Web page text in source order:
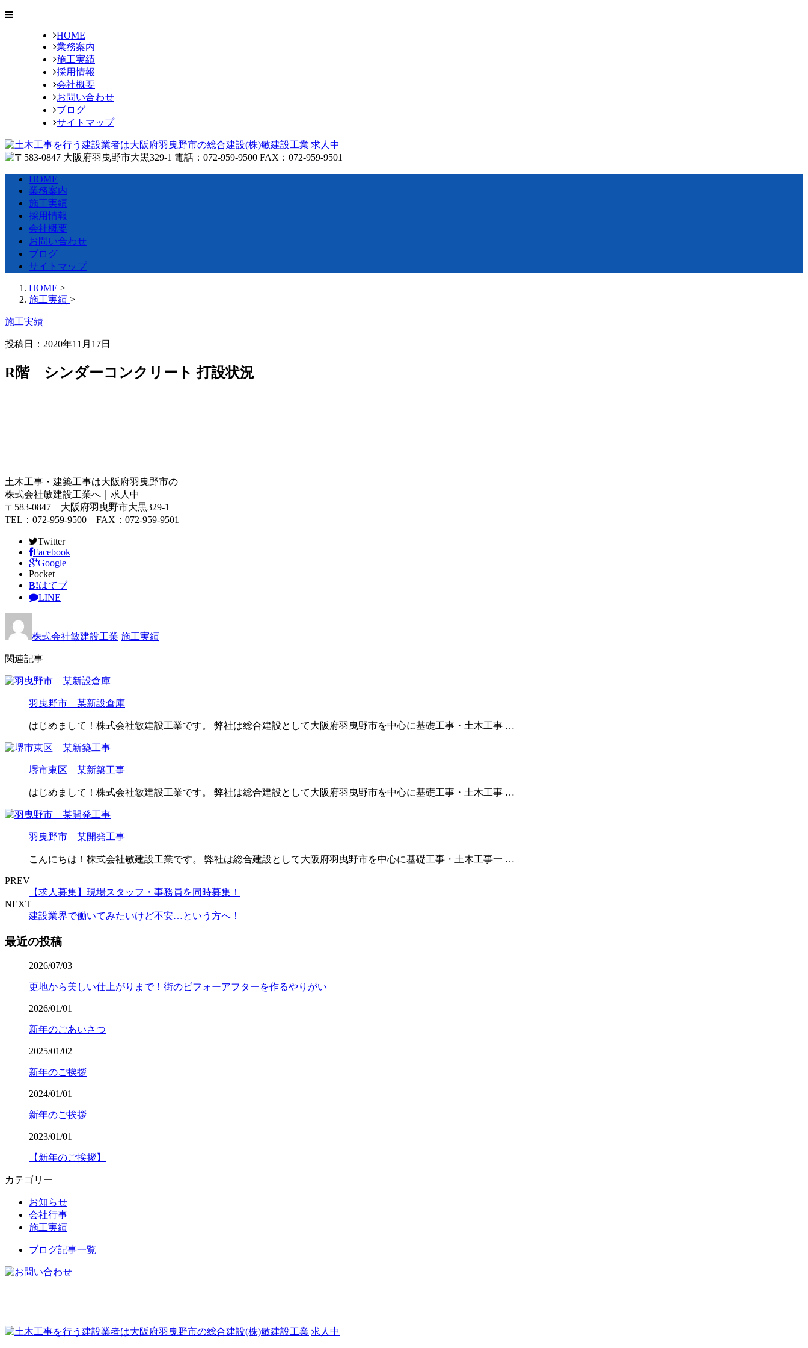
HOME
業務案内
施工実績
採用情報
会社概要
お問い合わせ
ブログ
サイトマップ
HOME
業務案内
施工実績
採用情報
会社概要
お問い合わせ
ブログ
サイトマップ
HOME >
施工実績 >
施工実績
投稿日：2020年11月17日
R階 シンダーコンクリート 打設状況
土木工事・建築工事は大阪府羽曳野市の
株式会社敏建設工業へ｜求人中
〒583-0847 大阪府羽曳野市大黒329-1
TEL：072-959-9500 FAX：072-959-9501
Twitter
Facebook
Google+
Pocket
B!はてブ
LINE
株式会社敏建設工業 施工実績
関連記事
羽曳野市 某新設倉庫
はじめまして！株式会社敏建設工業です。 弊社は総合建設として大阪府羽曳野市を中心に基礎工事・土木工事 …
堺市東区 某新築工事
はじめまして！株式会社敏建設工業です。 弊社は総合建設として大阪府羽曳野市を中心に基礎工事・土木工事 …
羽曳野市 某開発工事
こんにちは！株式会社敏建設工業です。 弊社は総合建設として大阪府羽曳野市を中心に基礎工事・土木工事一 …
PREV
【求人募集】現場スタッフ・事務員を同時募集！
NEXT
建設業界で働いてみたいけど不安…という方へ！
最近の投稿
2026/07/03
更地から美しい仕上がりまで！街のビフォーアフターを作るやりがい
2026/01/01
新年のごあいさつ
2025/01/02
新年のご挨拶
2024/01/01
新年のご挨拶
2023/01/01
【新年のご挨拶】
カテゴリー
お知らせ
会社行事
施工実績
ブログ記事一覧